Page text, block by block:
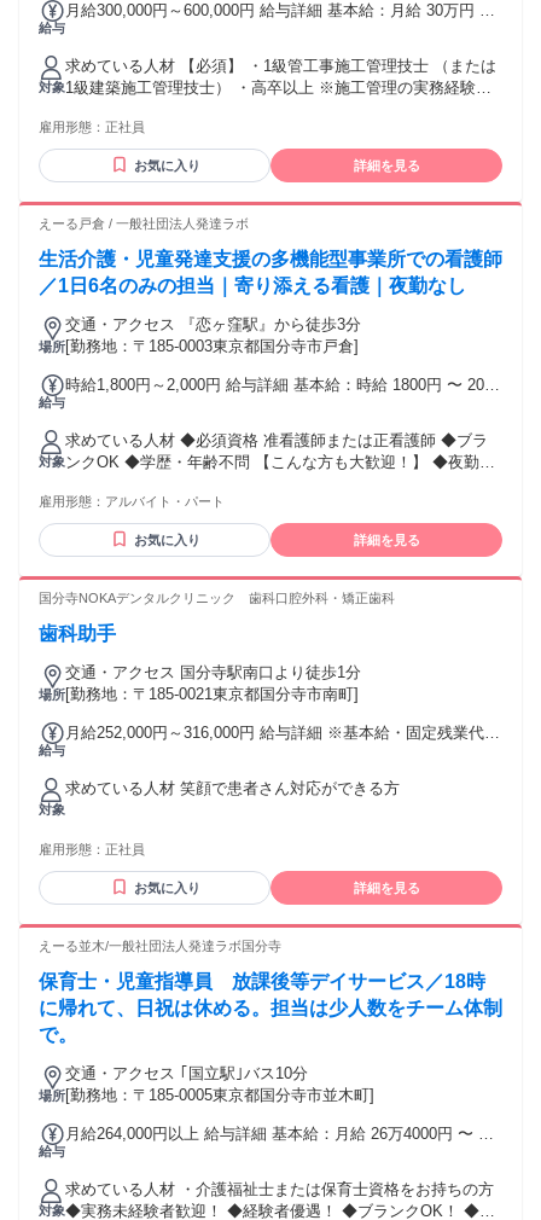
給与
月給300,000円～600,000円 給与詳細 基本給：月給 30万円 〜
れる通勤・皆勤・家族手当金額：なし 全員に一律で支払われ
るその他手当金額：なし ■1級管工事施工管理技士保有者 月給
30万円以上＋賞与＋諸手当 【手当】 1級管工事施工管理技士
1級建築施工管理技士 保有者は資格手当3万円 ・別途、賞与＋
を考慮して決定 ・諸手当には時間外手当や資格手当等を含む
対象
求めている人材 【必須】 ・1級管工事施工管理技士 （または
1級建築施工管理技士） ・高卒以上 ※施工管理の実務経験が
以外の 施工管理の経験者も活躍中 （戸建て、ビル、商業施設
など） ※資格がある方なら、 修繕工事の未経験者歓迎 年齢
の条件と理由：あり（制限事由：例外事由1号／65歳未満（65
雇用形態： 正社員
お気に入り 詳細を見る
えーる戸倉 / 一般社団法人発達ラボ
生活介護・児童発達支援の多機能型事業所での看護師
／1日6名のみの担当｜寄り添える看護｜夜勤なし
場所
交通・アクセス 『恋ヶ窪駅』から徒歩3分
[勤務地：〒185-0003東京都国分寺市戸倉]
給与
時給1,800円～2,000円 給与詳細 基本給：時給 1800円 〜 2000
対象
求めている人材 ◆必須資格 准看護師または正看護師 ◆ブラ
ンクOK ◆学歴・年齢不問 【こんな方も大歓迎！】 ◆夜勤の
人一人に寄り添った看護をしたい方 ◆小規模施設で働きたい
方 ＝＝＝＝＝＝＝＝＝＝ ● 障がい児者支援の経験が活かせま
す ●児童発達支援・放課後等デイサービス・児童デイでの勤
優遇 ●第2新卒・中高年・主婦の方も多数活躍中
雇用形態： アルバイト・パート
お気に入り 詳細を見る
国分寺NOKAデンタルクリニック 歯科口腔外科・矯正歯科
歯科助手
場所
交通・アクセス 国分寺駅南口より徒歩1分
[勤務地：〒185-0021東京都国分寺市南町]
給与
月給252,000円～316,000円 給与詳細 ※基本給・固定残業代の
ヶ月あたり1万6000円（固定残業時間：1ヶ月あたり10時間）
固定残業時間を超えた勤務時間については別途残業代を支給
手当金額：あり 全員に一律で支払われるその他手当金額：な
対象
求めている人材 笑顔で患者さん対応ができる方
雇用形態： 正社員
お気に入り 詳細を見る
えーる並木/一般社団法人発達ラボ国分寺
保育士・児童指導員 放課後等デイサービス／18時
に帰れて、日祝は休める。担当は少人数をチーム体制
で。
場所
交通・アクセス ｢国立駅｣バス10分
[勤務地：〒185-0005東京都国分寺市並木町]
給与
月給264,000円以上 給与詳細 基本給：月給 26万4000円 〜 固
皆勤・家族手当金額：なし 全員に一律で支払われるその他手
当金額：なし ◆別途で処遇改善加算 4万円 ◆昇給 ◆賞与年2
対象
求めている人材 ・介護福祉士または保育士資格をお持ちの方
◆実務未経験者歓迎！ ◆経験者優遇！ ◆ブランクOK！ ◆子